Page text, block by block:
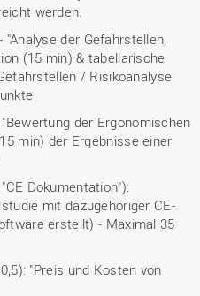
werden.
der Gefahrstellen,
(15 min) & tabellarische
/ Risikoanalyse
der Ergonomischen
min) der Ergebnisse einer
Dokumentation"):
mit dazugehöriger CE-
erstellt) - Maximal 35
"Preis und Kosten von